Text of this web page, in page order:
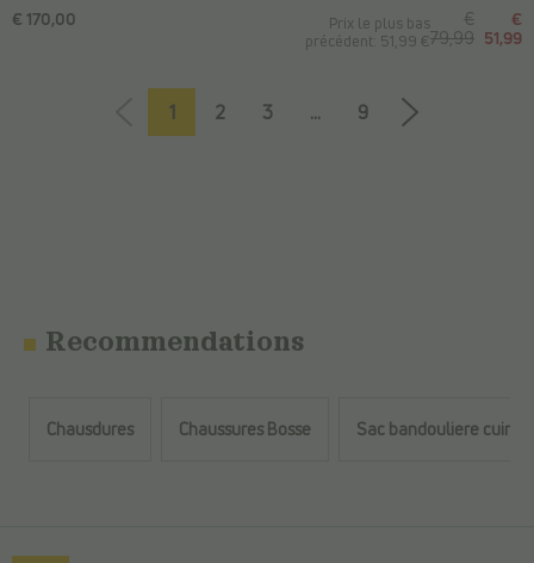
€ 170,00
Prix le plus bas
précédent: 51,99 €
€
79,99
€
51,99
1 2 3 ... 9
Recommendations
Chausdures Chaussures Bosse Sac bandouliere cuir